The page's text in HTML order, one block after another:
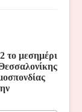
το μεσημέρι